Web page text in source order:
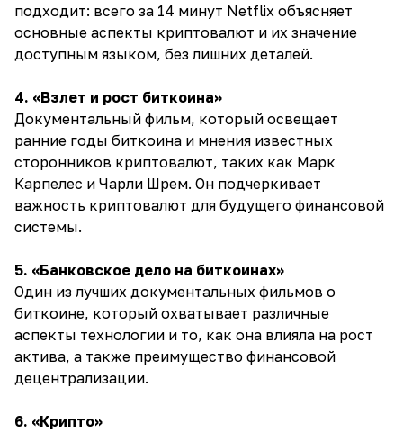
подходит: всего за 14 минут Netflix объясняет
основные аспекты криптовалют и их значение
доступным языком, без лишних деталей.
4. «Взлет и рост биткоина»
Документальный фильм, который освещает
ранние годы биткоина и мнения известных
сторонников криптовалют, таких как Марк
Карпелес и Чарли Шрем. Он подчеркивает
важность криптовалют для будущего финансовой
системы.
5. «Банковское дело на биткоинах»
Один из лучших документальных фильмов о
биткоине, который охватывает различные
аспекты технологии и то, как она влияла на рост
актива, а также преимущество финансовой
децентрализации.
6. «Крипто»